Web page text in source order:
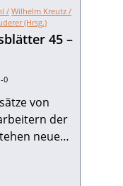
/Wilhelm Kreutz /
(Hrsg.)
45 –
0
von
der
neuere
Beiträge